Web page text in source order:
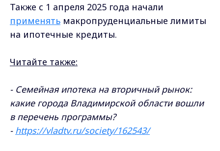
Также с 1 апреля 2025 года начали
применять макропруденциальные лимиты
на ипотечные кредиты.
Читайте также:
- Семейная ипотека на вторичный рынок:
какие города Владимирской области вошли
в перечень программы?
- https://vladtv.ru/society/162543/